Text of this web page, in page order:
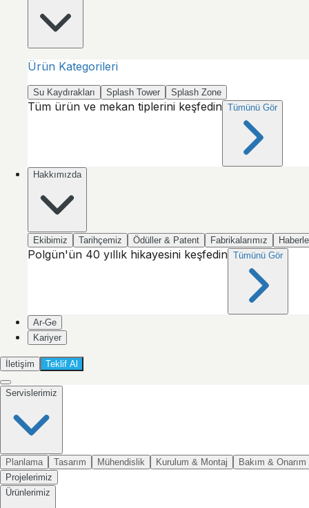
Ürün Kategorileri
Su Kaydırakları Splash Tower Splash Zone
Tüm ürün ve mekan tiplerini keşfedin Tümünü Gör
Hakkımızda
Ekibimiz Tarihçemiz Ödüller & Patent Fabrikalarımız
Polgün'ün 40 yıllık hikayesini keşfedin Tümünü Gör
Ar-Ge
Kariyer
İletişim Teklif Al
Servislerimiz
Planlama Tasarım Mühendislik Kurulum & Montaj Bakım & Onarım
Projelerimiz
Ürünlerimiz